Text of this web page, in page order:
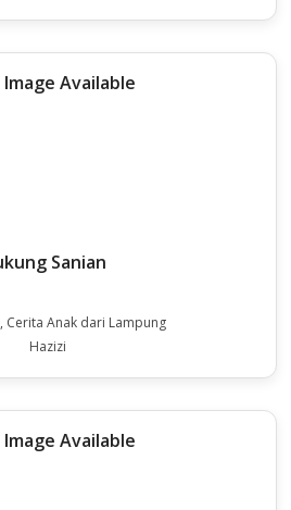
Sanian
Cerita Anak dari Lampung
Hazizi